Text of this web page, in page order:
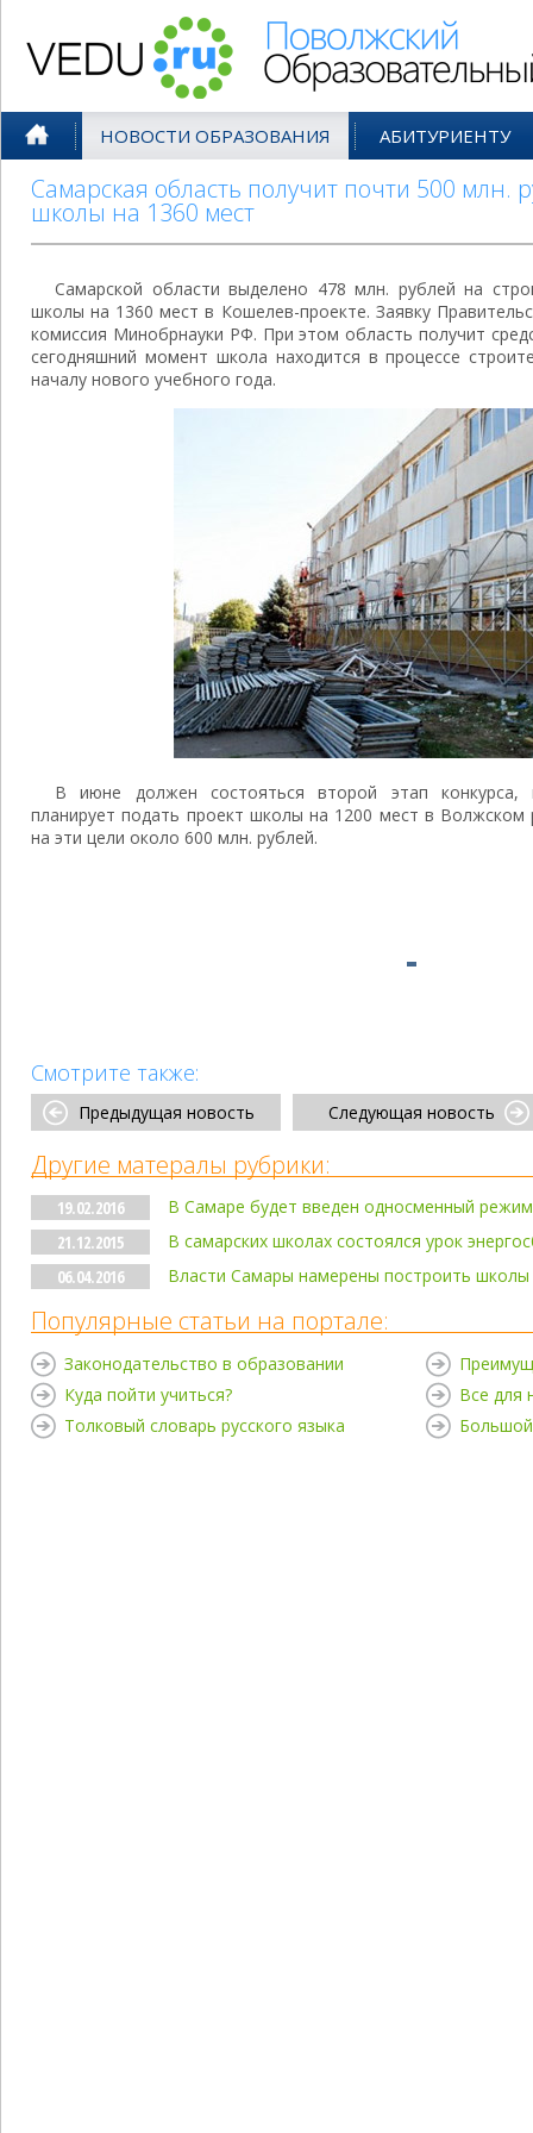
НОВОСТИ ОБРАЗОВАНИЯ АБИТУРИЕНТУ
Самарская область получит почти 500 млн.
школы на 1360 мест
Самарской области выделено 478 млн. рублей на
школы на 1360 мест в Кошелев-проекте. Заявку
комиссия Минобрнауки РФ. При этом область получит
сегодняшний момент школа находится в процессе
началу нового учебного года.
В июне должен состояться второй этап конкурса,
планирует подать проект школы на 1200 мест в Волжском
на эти цели около 600 млн. рублей.
Смотрите также:
Предыдущая новость Следующая новость
Другие матералы рубрики:
19.02.2016
В Самаре будет введен односменный
21.12.2015
В самарских школах состоялся урок
06.04.2016
Власти Самары намерены построить школы
Популярные статьи на портале:
Законодательство в образовании
Куда пойти учиться?
Толковый словарь русского языка
Все для
Большой